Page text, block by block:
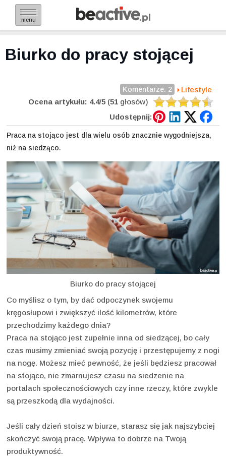
menu
Biurko do pracy stojącej
Lifestyle
Komentarze: 2
Ocena artykułu: 4.4/5 (51 głosów)
Udostępnij:
Praca na stojąco jest dla wielu osób znacznie wygodniejsza,
niż na siedząco.
Biurko do pracy stojącej
Co myślisz o tym, by dać odpoczynek swojemu
kręgosłupowi i zwiększyć ilość kilometrów, które
przechodzimy każdego dnia?
Praca na stojąco jest zupełnie inna od siedzącej, bo cały
czas musimy zmieniać swoją pozycję i przestępujemy z nogi
na nogę. Możesz mieć pewność, że jeśli będziesz pracował
na stojąco, nie zmarnujesz czasu na siedzenie na
portalach społecznościowych czy inne rzeczy, które zwykle
są przeszkodą dla wydajności.
Jeśli cały dzień stoisz w biurze, starasz się jak najszybciej
skończyć swoją pracę. Wpływa to dobrze na Twoją
produktywność.